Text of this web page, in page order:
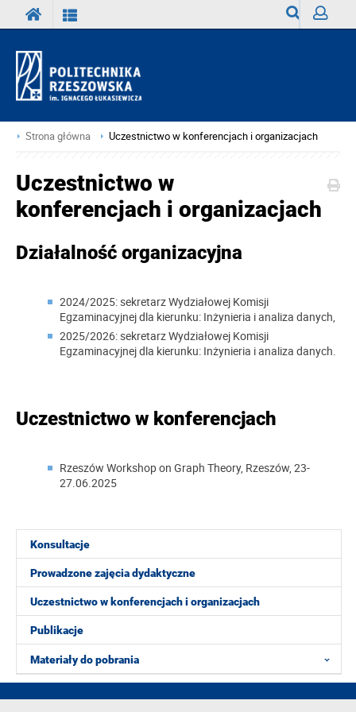
Strona główna Uczestnictwo w konferencjach i organizacjach
Konsultacje
Prowadzone zajęcia dydaktyczne
Uczestnictwo w konferencjach i organizacjach
Publikacje
Materiały do pobrania
Uczestnictwo w
konferencjach i organizacjach
Działalność organizacyjna
2024/2025:sekretarz Wydziałowej Komisji
Egzaminacyjnejdla kierunku: Inżynieria i analiza danych,
2025/2026:sekretarz Wydziałowej Komisji
Egzaminacyjnejdla kierunku: Inżynieria i analiza danych.
Uczestnictwo w konferencjach
Rzeszów Workshop on Graph Theory, Rzeszów, 23-
27.06.2025